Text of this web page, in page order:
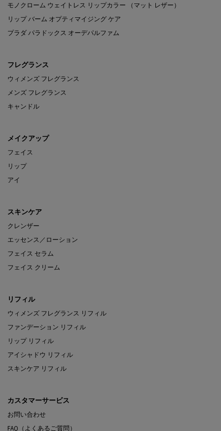
モノクローム ウェイトレス リップカラー （マット レザー）
リップ バーム オプティマイジング ケア
プラダ パラドックス オーデパルファム
フレグランス
ウィメンズ フレグランス
メンズ フレグランス
キャンドル
メイクアップ
フェイス
リップ
アイ
スキンケア
クレンザー
エッセンス／ローション
フェイス セラム
フェイス クリーム
リフィル
ウィメンズ フレグランス リフィル
ファンデーション リフィル
リップ リフィル
アイシャドウ リフィル
スキンケア リフィル
カスタマーサービス
お問い合わせ
FAQ（よくあるご質問）